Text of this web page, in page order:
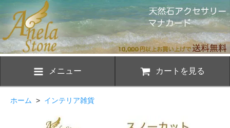
メニュー カートを見る
ホーム > インテリア雑貨